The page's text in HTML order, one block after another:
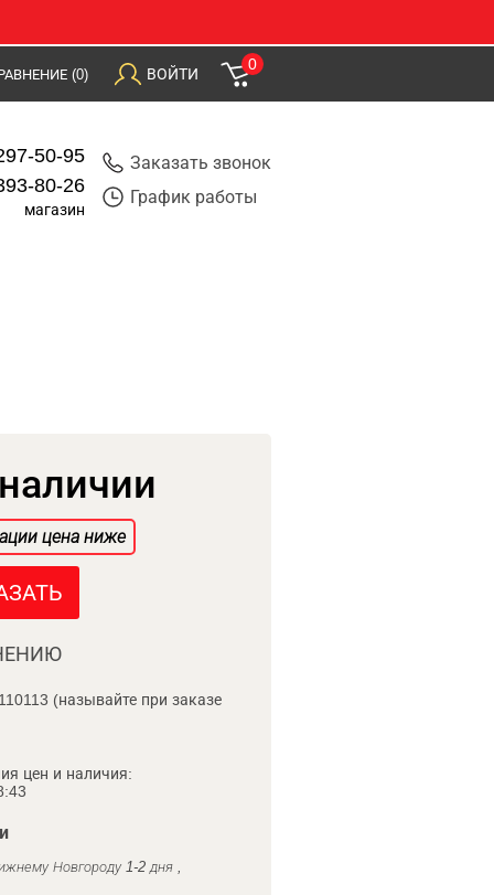
(0) ВОЙТИ
0
50-95
80-26
магазин
Заказать звонок
График работы
цена ниже
(называйте при заказе
цен и наличия:
Новгороду 1-2 дня ,